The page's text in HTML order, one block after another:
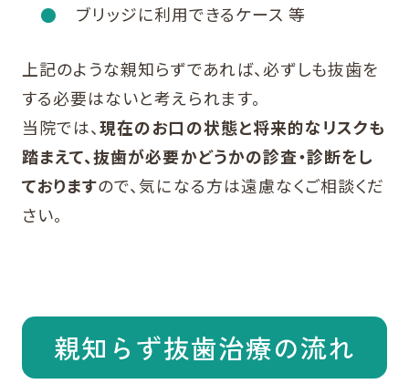
ブリッジに利用できるケース 等
上記のような親知らずであれば、必ずしも抜歯を
する必要はないと考えられます。
当院では、現在のお口の状態と将来的なリスクも
踏まえて、抜歯が必要かどうかの診査・診断をし
ておりますので、気になる方は遠慮なくご相談くだ
さい。
親知らず抜歯治療の流れ